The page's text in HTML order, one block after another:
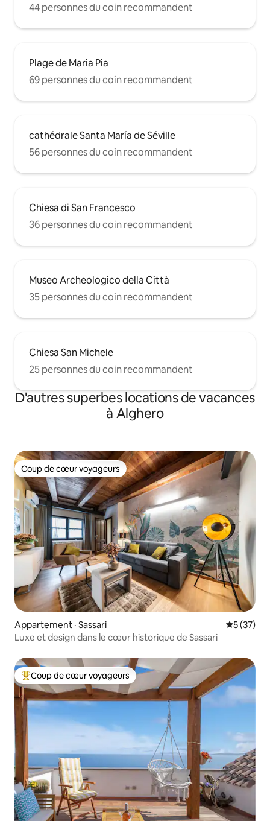
44 personnes du coin recommandent
Plage de Maria Pia
69 personnes du coin recommandent
cathédrale Santa María de Séville
56 personnes du coin recommandent
Chiesa di San Francesco
36 personnes du coin recommandent
Museo Archeologico della Città
35 personnes du coin recommandent
Chiesa San Michele
25 personnes du coin recommandent
D'autres superbes locations de vacances
à Alghero
Coup de cœur voyageurs
Coup de cœur voyageurs
Appartement · Sassari Note
5 (37)
Luxe et design dans le cœur historique de Sassari
Coup de cœur voyageurs parmi les plus aimés
Coup de cœur voyageurs